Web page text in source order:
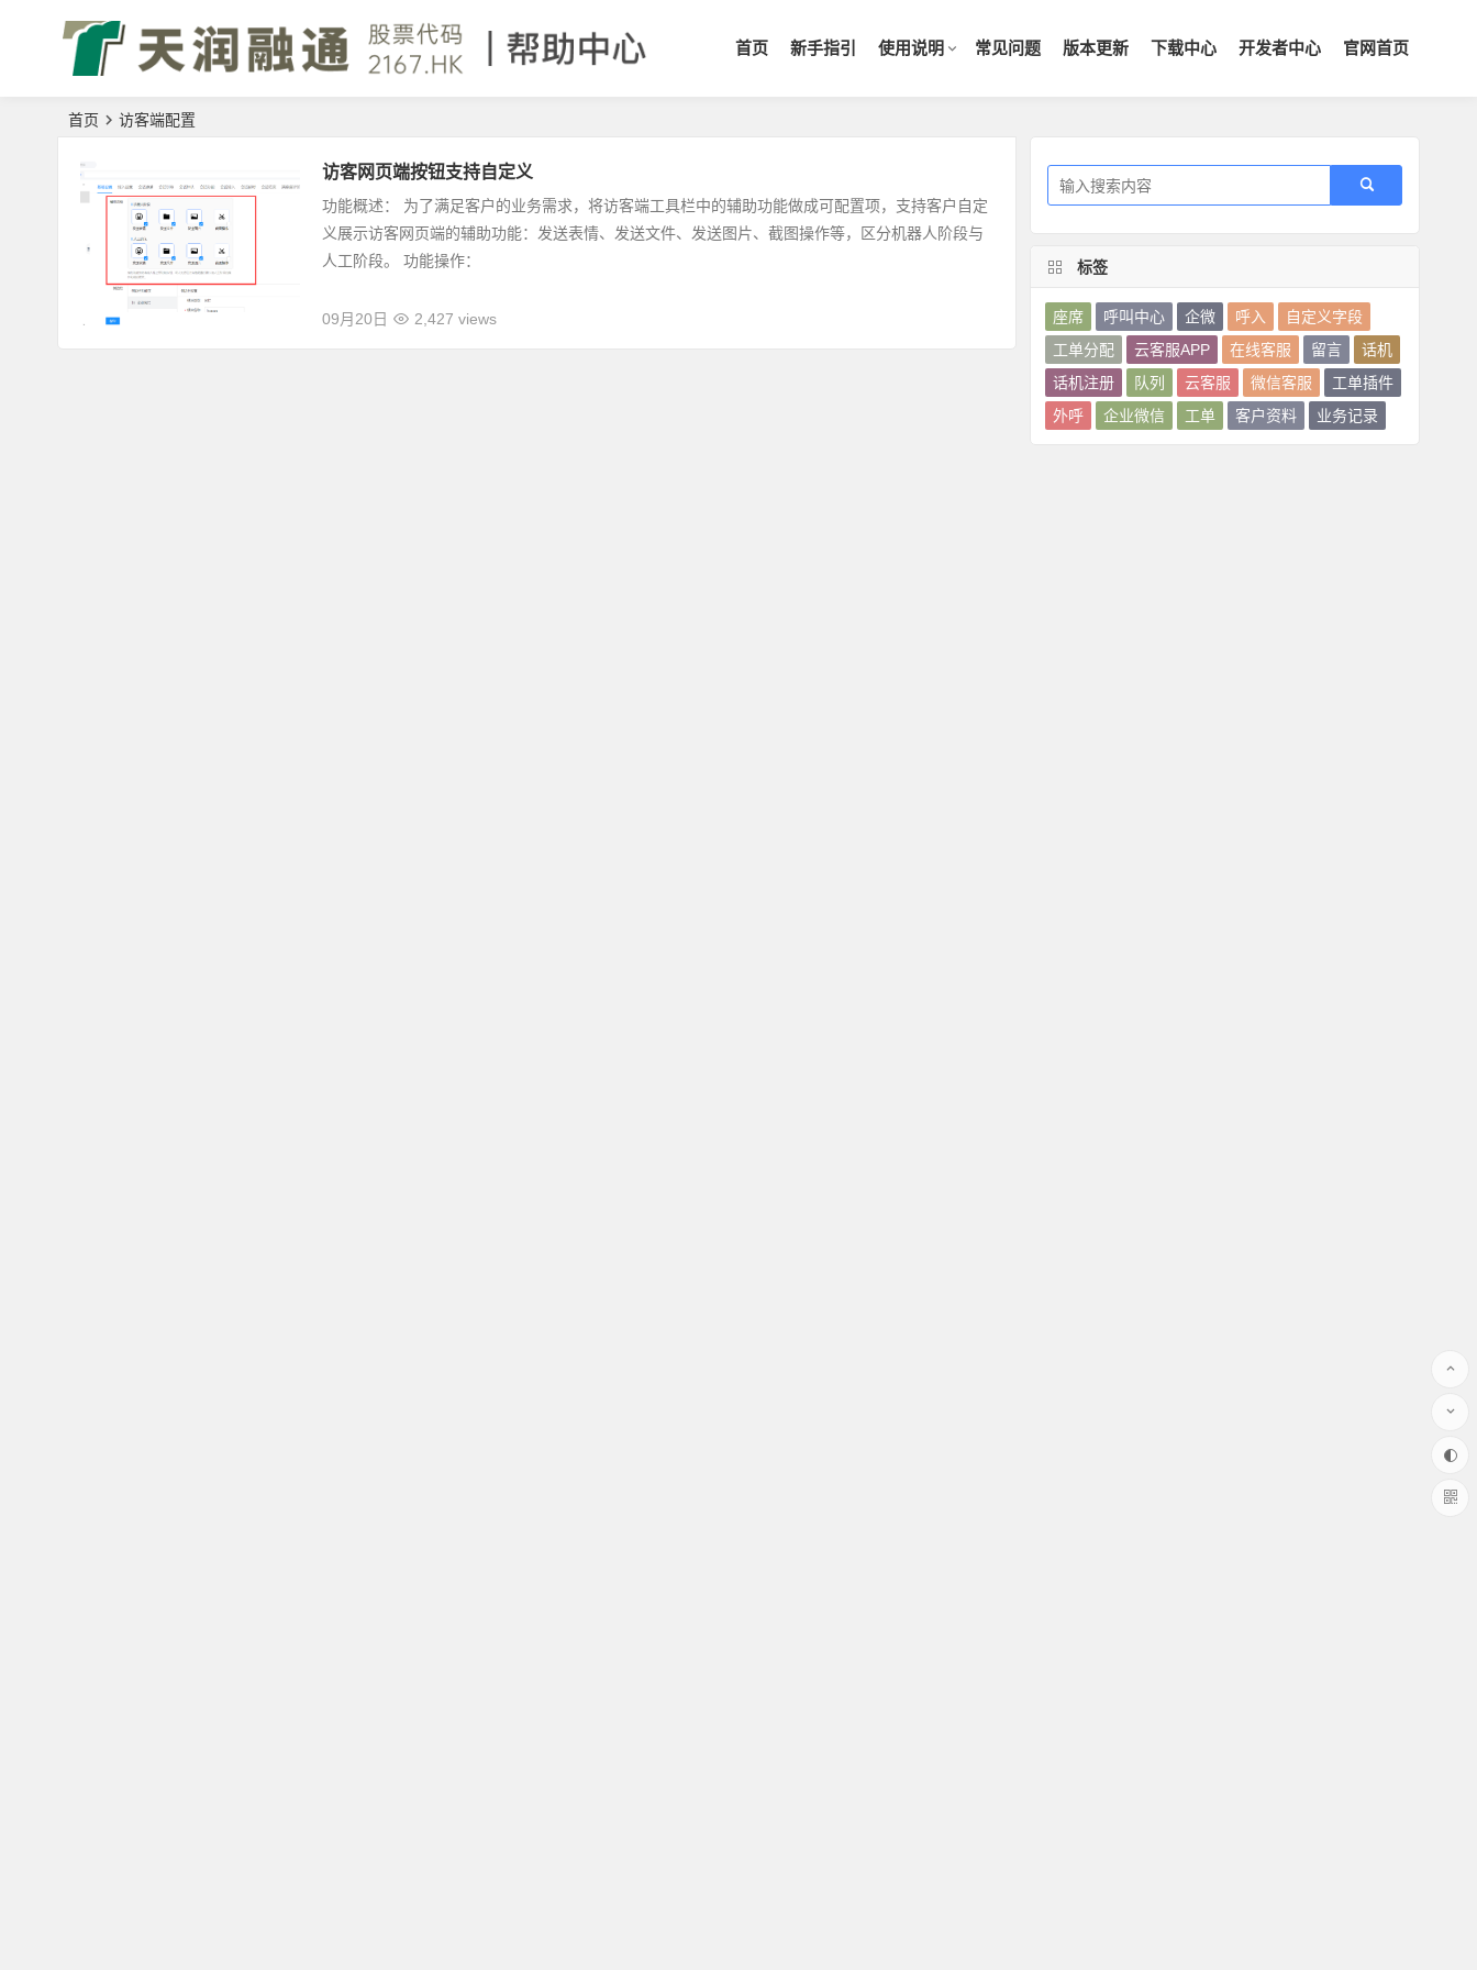
首页 新手指引 使用说明 常见问题 版本更新 下载中心 开发者中心 官网首页
首页 访客端配置
访客网页端按钮支持自定义
功能概述： 为了满足客户的业务需求，将访客端工具栏中的辅助功能做成可配置项，支持客户自定
义展示访客网页端的辅助功能：发送表情、发送文件、发送图片、截图操作等，区分机器人阶段与
人工阶段。 功能操作：
09月20日 2,427 views
标签
座席 呼叫中心 企微 呼入
自定义字段
工单分配
云客服APP 在线客服 留言
话机
话机注册
队列 云客服 微信客服
工单插件
外呼
企业微信 工单 客户资料 业务记录